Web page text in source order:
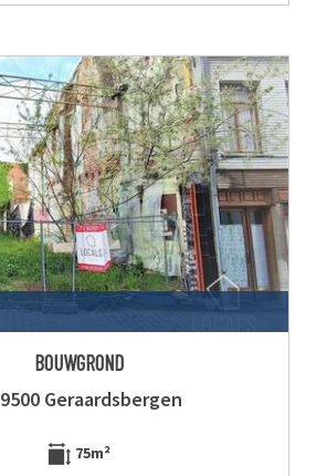
BOUWGROND
9500 Geraardsbergen
75m²